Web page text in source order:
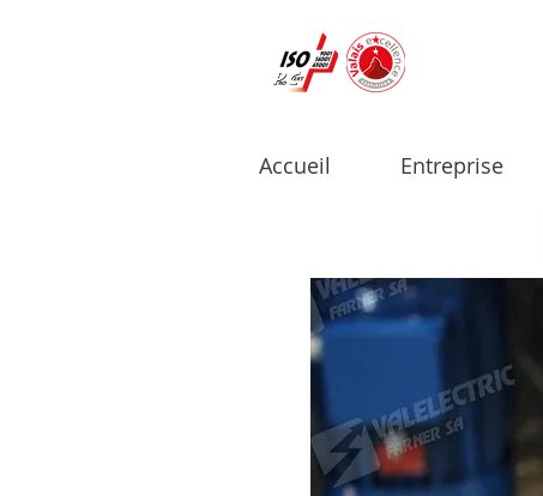
Accueil Entreprise